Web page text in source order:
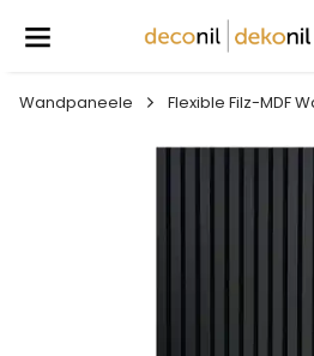
Wandpaneele Flexible Filz-MDF